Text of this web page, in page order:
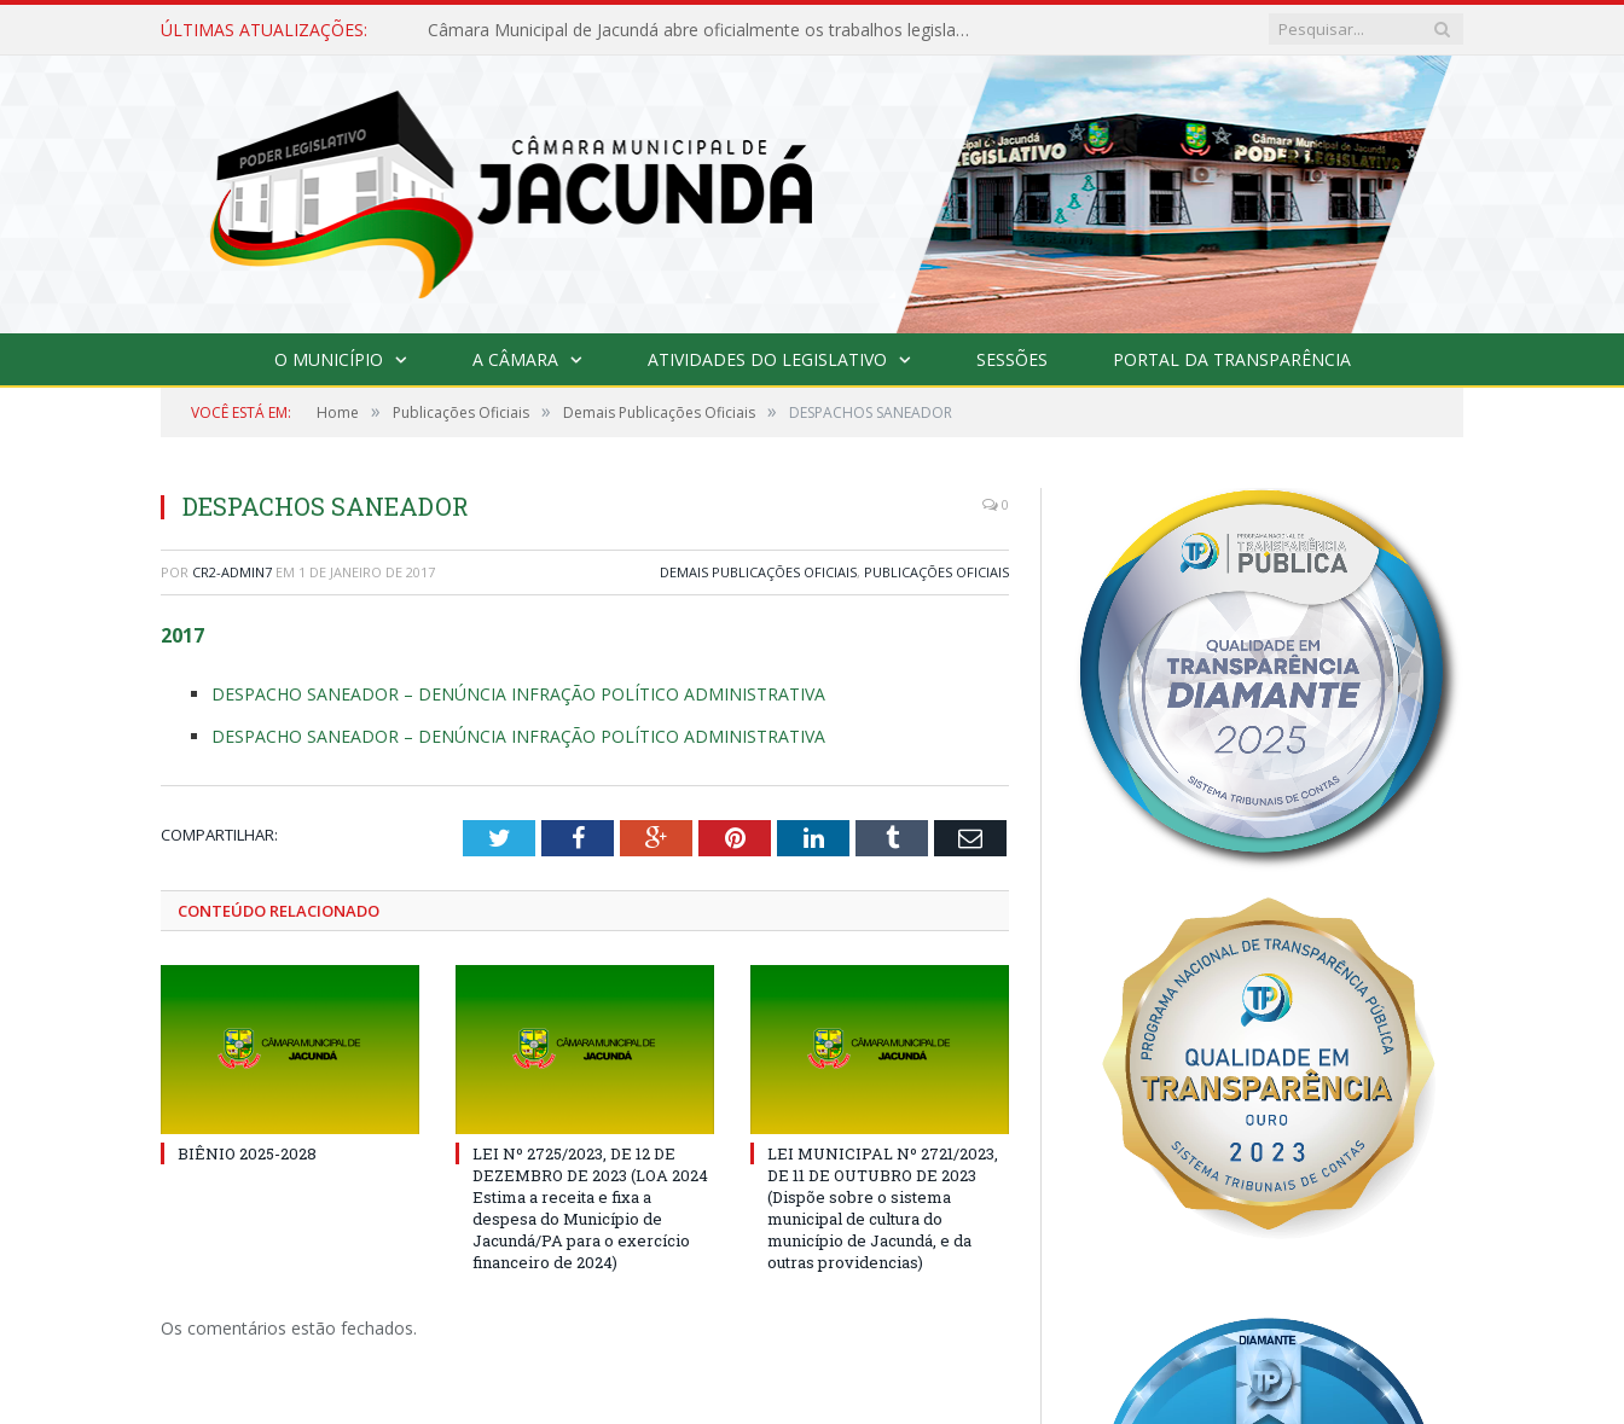
ÚLTIMAS ATUALIZAÇÕES: Câmara Municipal de Jacundá abre oficialmente os trabalhos legislativos de 2026
O MUNICÍPIO A CÂMARA ATIVIDADES DO LEGISLATIVO SESSÕES PORTAL DA TRANSPARÊNCIA
VOCÊ ESTÁ EM: Home » Publicações Oficiais » Demais Publicações Oficiais » DESPACHOS SANEADOR
DESPACHOS SANEADOR 0
POR CR2-ADMIN7 EM 1 DE JANEIRO DE 2017 DEMAIS PUBLICAÇÕES OFICIAIS, PUBLICAÇÕES OFICIAIS
2017
DESPACHO SANEADOR – DENÚNCIA INFRAÇÃO POLÍTICO ADMINISTRATIVA
DESPACHO SANEADOR – DENÚNCIA INFRAÇÃO POLÍTICO ADMINISTRATIVA
COMPARTILHAR: TwitterFacebookGoogle+PinterestLinkedInTumblr Email
CONTEÚDO RELACIONADO
BIÊNIO 2025-2028
LEI Nº 2725/2023, DE 12 DE
DEZEMBRO DE 2023 (LOA 2024
Estima a receita e fixa a
despesa do Município de
Jacundá/PA para o exercício
financeiro de 2024)
LEI MUNICIPAL Nº 2721/2023,
DE 11 DE OUTUBRO DE 2023
(Dispõe sobre o sistema
municipal de cultura do
município de Jacundá, e da
outras providencias)
Os comentários estão fechados.